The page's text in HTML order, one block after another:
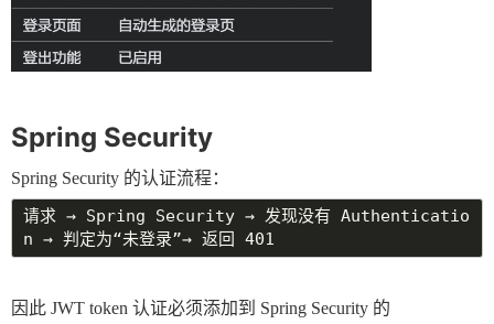
Spring Security
Spring Security 的认证流程：
请求 → Spring Security → 发现没有 Authenticatio
因此 JWT token 认证必须添加到 Spring Security 的